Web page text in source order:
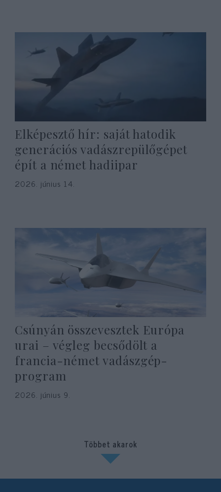
Elképesztő hír: saját hatodik
generációs vadászrepülőgépet
épít a német hadiipar
2026. június 14.
Csúnyán összevesztek Európa
urai – végleg becsődölt a
francia-német vadászgép-
program
2026. június 9.
Többet akarok